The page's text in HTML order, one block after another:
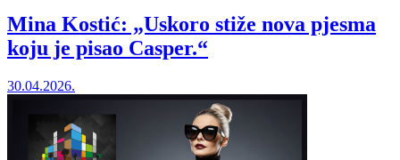
Mina Kostić: „Uskoro stiže nova pjesma
koju je pisao Casper.“
30.04.2026.